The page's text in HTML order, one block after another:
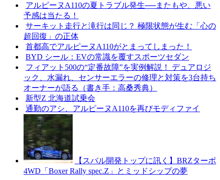
アルピーヌA110の夏トラブル発生──またもや、悪い
予感は当たる！
サーキット走行と滝行は同じ？ 極限状態が生む「心の
超回復」の正体
首都高でアルピーヌA110がとまってしまった！
BYD シール：EVの常識を覆すスポーツセダン
フィアット500の“定番故障”を実例解説！ デュアロジ
ック、水漏れ、センサーエラーの修理と対策を3台持ち
オーナーが語る（書き手：高桑秀典）
新型Z 北海道試乗会
通勤のアシ、アルピーヌA110を再びモディファイ
【スバル開発トップに訊く】BRZターボ
4WD「Boxer Rally spec.Z」とミッドシップの夢